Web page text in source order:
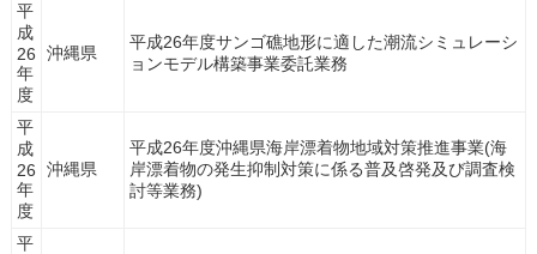
平
成
26
年
度
沖縄県
平成26年度サンゴ礁地形に適した潮流シミュレーシ
ョンモデル構築事業委託業務
平
成
26
年
度
沖縄県
平成26年度沖縄県海岸漂着物地域対策推進事業(海
岸漂着物の発生抑制対策に係る普及啓発及び調査検
討等業務)
平